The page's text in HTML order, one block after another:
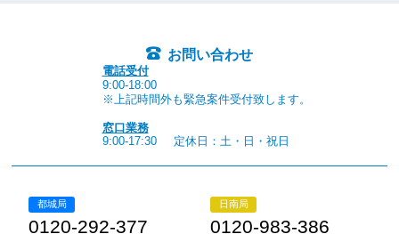
お問い合わせ
電話受付
9:00-18:00
※上記時間外も緊急案件受付致します。
窓口業務
9:00-17:30
定休日：土・日・祝日
都城局
0120-292-377
日南局
0120-983-386